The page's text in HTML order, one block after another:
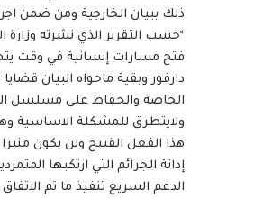
ذلك ببيان الخارجية ومن ضمن
*حسب التقرير الذي نشرته
فتح مسارات إنسانية في وقت
دارفور وبقية ماحواه البيان
الخاصة والحفاظ على مسلسل
ولايتطرق للمشكلة الاساسية
هذا الفعل القبيح ولن يكون
إدانة الجرائم التي ارتكبها
الدعم السريع تنفيذ ما تم